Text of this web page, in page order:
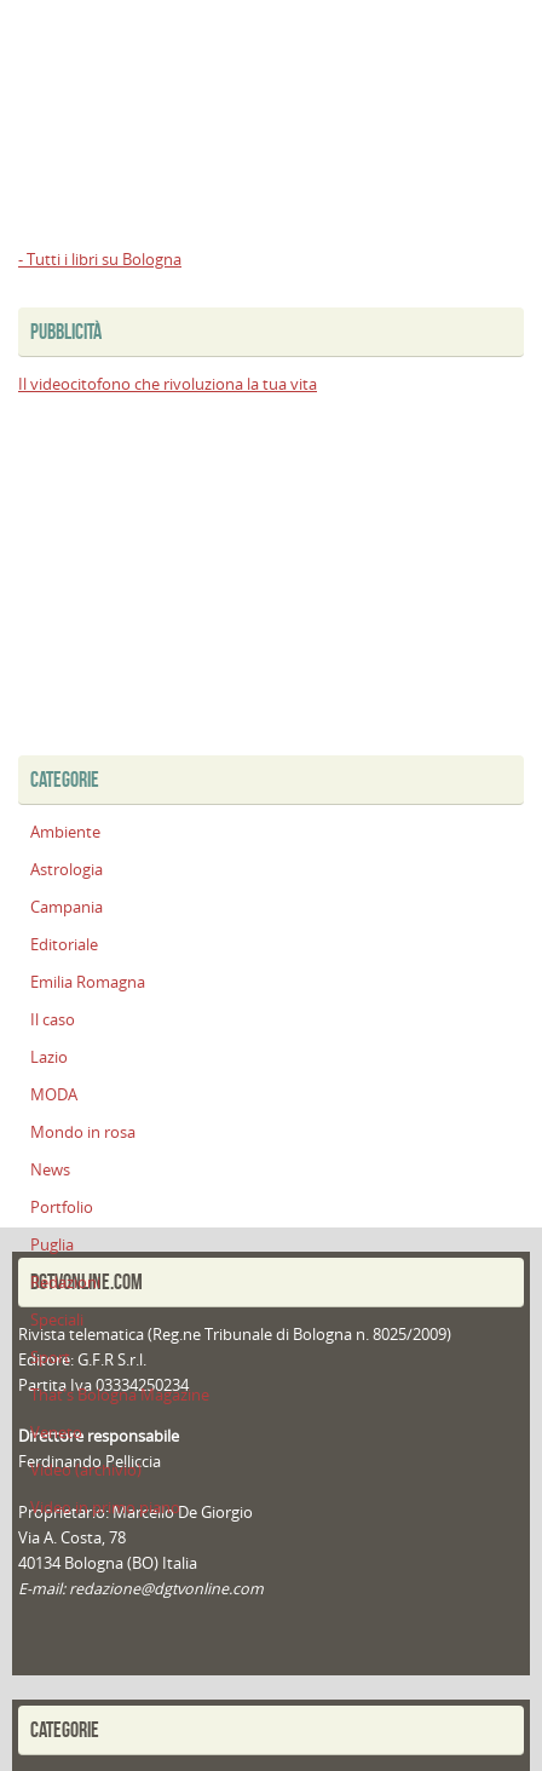
- Tutti i libri su Bologna
PUBBLICITÀ
Il videocitofono che rivoluziona la tua vita
CATEGORIE
Ambiente
Astrologia
Campania
Editoriale
Emilia Romagna
Il caso
Lazio
MODA
Mondo in rosa
News
Portfolio
Puglia
Redazioni
Speciali
Sport
That's Bologna Magazine
Veneto
Video (archivio)
Video in primo piano
DGTVONLINE.COM
Rivista telematica (Reg.ne Tribunale di Bologna n. 8025/2009)
Editore: G.F.R S.r.l.
Partita Iva 03334250234
Direttore responsabile
Ferdinando Pelliccia
Proprietario: Marcello De Giorgio
Via A. Costa, 78
40134 Bologna (BO) Italia
E-mail: redazione@dgtvonline.com
CATEGORIE